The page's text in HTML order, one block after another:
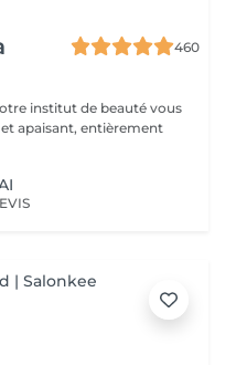
460
institut de beauté vous
apaisant, entièrement